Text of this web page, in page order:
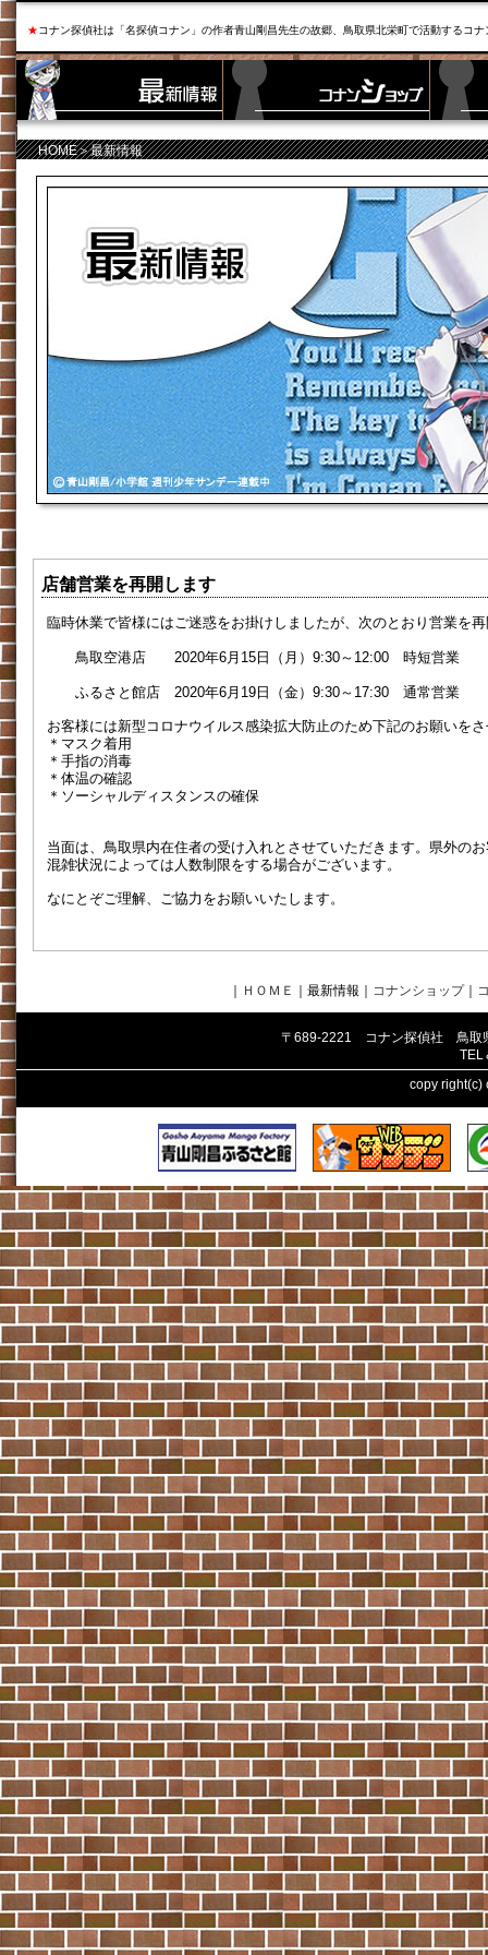
★コナン探偵社は「名探偵コナン」の作者青山剛昌先生の故郷、鳥取県北栄町で活動するコ
HOME＞最新情報
店舗営業を再開します
臨時休業で皆様にはご迷惑をお掛けしましたが、次のとおり営業を
鳥取空港店 2020年6月15日（月）9:30～12:00 時短営業
ふるさと館店 2020年6月19日（金）9:30～17:30 通常営業
お客様には新型コロナウイルス感染拡大防止のため下記のお願いを
＊マスク着用
＊手指の消毒
＊体温の確認
＊ソーシャルディスタンスの確保
当面は、鳥取県内在住者の受け入れとさせていただきます。県外の
混雑状況によっては人数制限をする場合がございます。
なにとぞご理解、ご協力をお願いいたします。
ＨＯＭＥ ｜最新情報 コナンショップ｜
〒689-2221 コナン探偵社 鳥取
TEL
copy right(c)